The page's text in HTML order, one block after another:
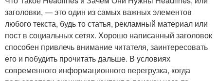
заголовки, — это один из самых важных элементов
любого текста, будь то статья, рекламный материал или
пост в социальных сетях. Хорошо написанный заголовок
способен привлечь внимание читателя, заинтересовать
его и побудить прочитать дальше. В условиях
современного информационного перегрузка, когда